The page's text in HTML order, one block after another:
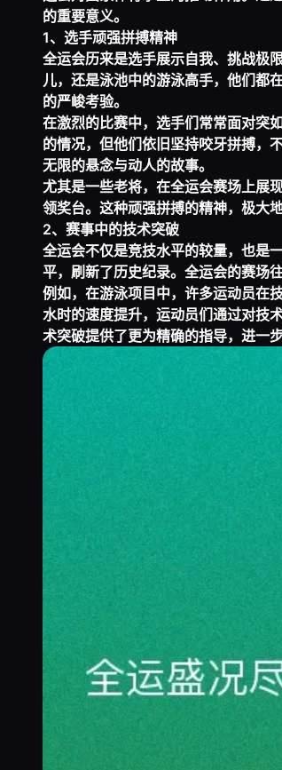
的重要意义。
1、选手顽强拼搏精神
全运会历来是选手展示自我、挑战极
儿，还是泳池中的游泳高手，他们都
的严峻考验。
在激烈的比赛中，选手们常常面对突
的情况，但他们依旧坚持咬牙拼搏，
无限的悬念与动人的故事。
尤其是一些老将，在全运会赛场上展
领奖台。这种顽强拼搏的精神，极大
2、赛事中的技术突破
全运会不仅是竞技水平的较量，也是
平，刷新了历史纪录。全运会的赛场
例如，在游泳项目中，许多运动员在
水时的速度提升，运动员们通过对技
术突破提供了更为精确的指导，进一